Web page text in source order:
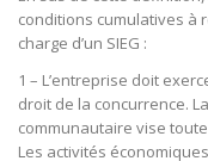
conditions cumulatives à
charge d’un SIEG :
1 – L’entreprise doit
droit de la concurrence.
communautaire vise
Les activités